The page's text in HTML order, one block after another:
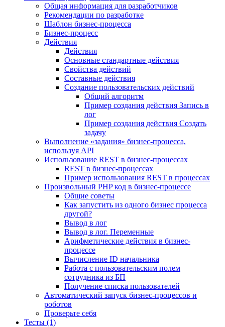
Общая информация для разработчиков
Рекомендации по разработке
Шаблон бизнес-процесса
Бизнес-процесс
Действия
Действия
Основные стандартные действия
Свойства действий
Составные действия
Создание пользовательских действий
Общий алгоритм
Пример создания действия Запись в
лог
Пример создания действия Создать
задачу
Выполнение «задания» бизнес-процесса,
используя API
Использование REST в бизнес-процессах
REST в бизнес-процессах
Пример использования REST в процессах
Произвольный PHP код в бизнес-процессе
Общие советы
Как запустить из одного бизнес процесса
другой?
Вывод в лог
Вывод в лог. Переменные
Арифметические действия в бизнес-
процессе
Вычисление ID начальника
Работа с пользовательским полем
сотрудника из БП
Получение списка пользователей
Автоматический запуск бизнес-процессов и
роботов
Проверьте себя
Тесты (1)